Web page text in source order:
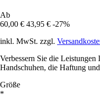
Ab
60,00 € 43,95 € -27%
inkl. MwSt. zzgl.
Verbessern Sie die
Handschuhen, die Haftung
Größe
*